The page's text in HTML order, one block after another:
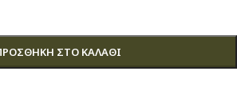
ΣΤΟ ΚΑΛΆΘΙ